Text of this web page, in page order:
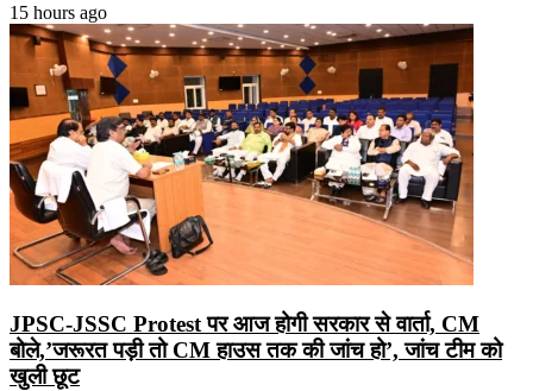
15 hours ago
JPSC-JSSC Protest पर आज होगी सरकार से वार्ता, CM
बोले,’जरूरत पड़ी तो CM हाउस तक की जांच हो’, जांच टीम को
खुली छूट